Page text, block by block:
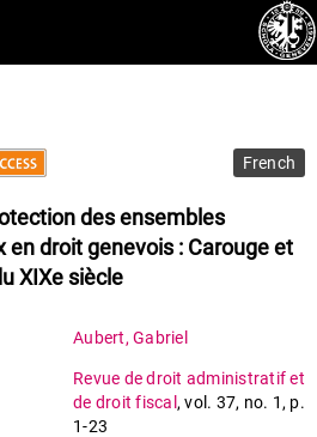
French
des ensembles
en droit genevois : Carouge et
XIXe siècle
Aubert, Gabriel
Revue de droit administratif et
de droit fiscal ,vol. 37, no. 1 , p.
1-23